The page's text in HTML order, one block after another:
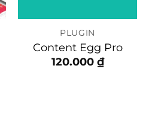
PLUGIN
Content Egg Pro
120.000 ₫